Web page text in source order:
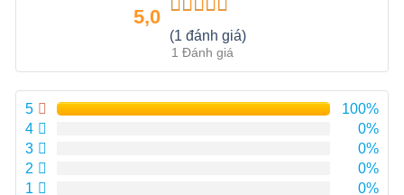
5,0
Được xếp
hạng 5.00
sao
(1 đánh giá)
1 Đánh giá
5
100%
4
0%
3
0%
2
0%
1
0%